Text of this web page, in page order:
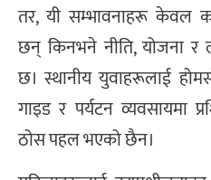
तर, यी सम्भावनाहरू केवल
छन् किनभने नीति, योजना र
छ। स्थानीय युवाहरूलाई
गाइड र पर्यटन व्यवसायमा
ठोस पहल भएको छैन।